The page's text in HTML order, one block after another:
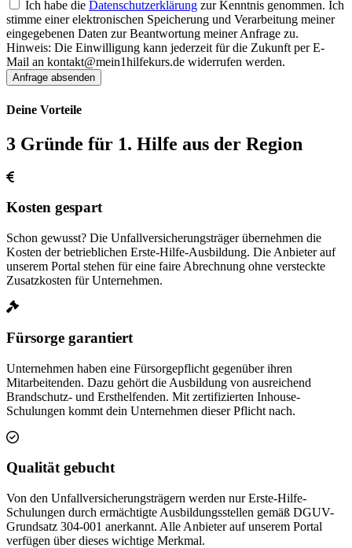
Ich habe die Datenschutzerklärung zur Kenntnis genommen. Ich
stimme einer elektronischen Speicherung und Verarbeitung meiner
eingegebenen Daten zur Beantwortung meiner Anfrage zu.
Hinweis: Die Einwilligung kann jederzeit für die Zukunft per E-
Mail an kontakt@mein1hilfekurs.de widerrufen werden.
Anfrage absenden
Deine Vorteile
3 Gründe für 1. Hilfe aus der Region
Kosten gespart
Schon gewusst? Die Unfallversicherungsträger übernehmen die
Kosten der betrieblichen Erste-Hilfe-Ausbildung. Die Anbieter auf
unserem Portal stehen für eine faire Abrechnung ohne versteckte
Zusatzkosten für Unternehmen.
Fürsorge garantiert
Unternehmen haben eine Fürsorgepflicht gegenüber ihren
Mitarbeitenden. Dazu gehört die Ausbildung von ausreichend
Brandschutz- und Ersthelfenden. Mit zertifizierten Inhouse-
Schulungen kommt dein Unternehmen dieser Pflicht nach.
Qualität gebucht
Von den Unfallversicherungsträgern werden nur Erste-Hilfe-
Schulungen durch ermächtigte Ausbildungsstellen gemäß DGUV-
Grundsatz 304-001 anerkannt. Alle Anbieter auf unserem Portal
verfügen über dieses wichtige Merkmal.